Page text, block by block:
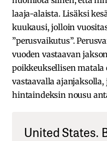
laaja-alaista. Lisäksi
kuukausi, jolloin
”perusvaikutus”.
vuoden vastaavan
poikkeuksellisen matala
vastaavalla ajanjaksolla,
hintaindeksin nousu
United States.